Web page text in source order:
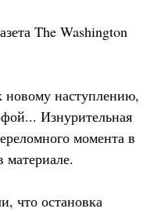
The Washington
новому наступлению,
Изнурительная
момента в
что остановка